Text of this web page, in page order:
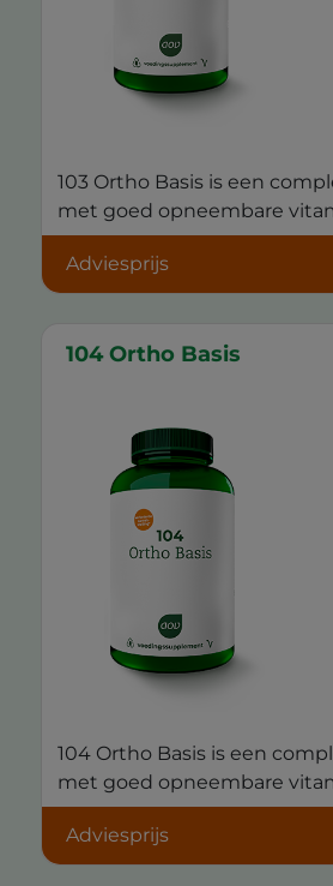
103 Ortho Basis is een
met goed opneembare
Adviesprijs
104 Ortho Basis
104 Ortho Basis is een
met goed opneembare
Adviesprijs